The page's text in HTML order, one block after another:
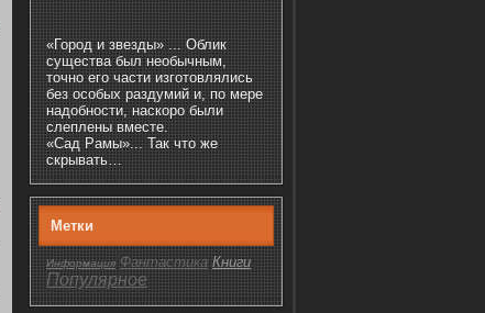
«Город и звезды» ... Облик
существа был необычным,
точно его части изготовлялись
без особых раздумий и, по мере
надобности, наскоро были
слеплены вместе.
«Сад Рамы»... Так что же
скрывать…
Метки
Информация Фантастика Книги
Популярнοе